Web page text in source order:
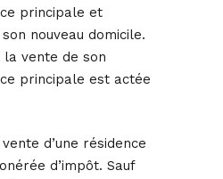
principale et
nouveau domicile.
vente de son
principale est actée
d’une résidence
d’impôt. Sauf